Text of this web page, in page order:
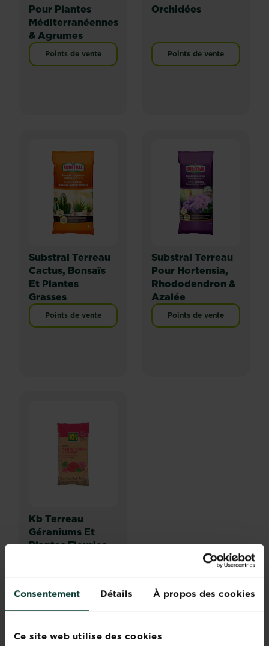
Consentement Détails À propos des cookies
Ce site web utilise des cookies
Pour Plantes
Méditerranéennes
& Agrumes
Points de vente
Orchidées
Points de vente
Substral Terreau
Cactus, Bonsaïs
Et Plantes
Grasses
Points de vente
Substral Terreau
Pour Hortensia,
Rhododendron &
Azalée
Points de vente
Kb Terreau
Géraniums Et
Plantes Fleuries